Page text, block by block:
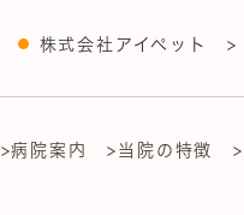
株式会社アイペット >
>病院案内 >当院の特徴